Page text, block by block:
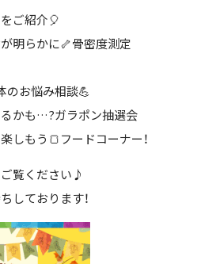
ご紹介🎈
明らかに🦴骨密度測定
のお悩み相談💪
かも…?ガラポン抽選会
しもう🍞フードコーナー！
覧ください♪
しております！